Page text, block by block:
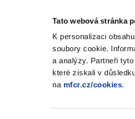
Tato webová stránka
K personalizaci
soubory cookie.
a analýzy. Partneři
které získali v
na mfcr.cz/cookies.
Spořicí státní
Stabilita, Spolehlivost,
submenu